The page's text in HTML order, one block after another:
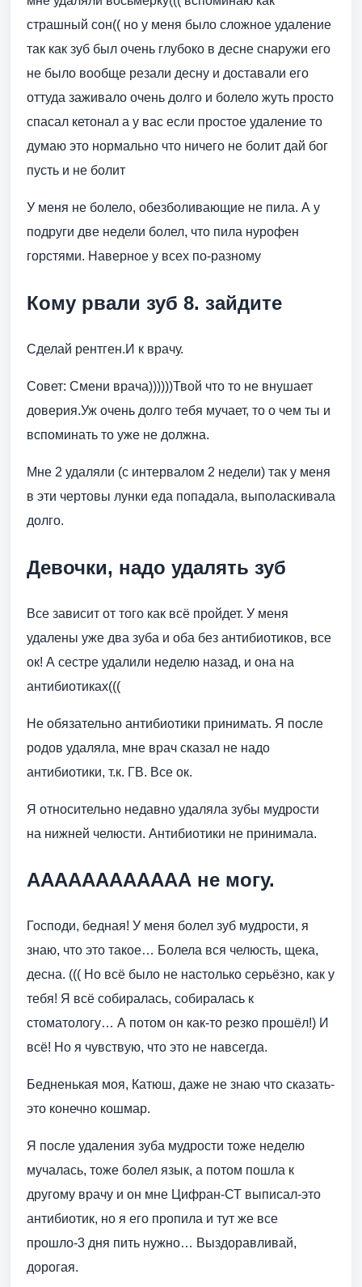
страшный сон(( но у меня было сложное удаление
так как зуб был очень глубоко в десне снаружи его
не было вообще резали десну и доставали его
оттуда заживало очень долго и болело жуть просто
спасал кетонал а у вас если простое удаление то
думаю это нормально что ничего не болит дай бог
пусть и не болит
У меня не болело, обезболивающие не пила. А у
подруги две недели болел, что пила нурофен
горстями. Наверное у всех по-разному
Кому рвали зуб 8. зайдите
Сделай рентген.И к врачу.
Совет: Смени врача))))))Твой что то не внушает
доверия.Уж очень долго тебя мучает, то о чем ты и
вспоминать то уже не должна.
Мне 2 удаляли (с интервалом 2 недели) так у меня
в эти чертовы лунки еда попадала, выполаскивала
долго.
Девочки, надо удалять зуб
Все зависит от того как всё пройдет. У меня
удалены уже два зуба и оба без антибиотиков, все
ок! А сестре удалили неделю назад, и она на
антибиотиках(((
Не обязательно антибиотики принимать. Я после
родов удаляла, мне врач сказал не надо
антибиотики, т.к. ГВ. Все ок.
Я относительно недавно удаляла зубы мудрости
на нижней челюсти. Антибиотики не принимала.
АААААААААААА не могу.
Господи, бедная! У меня болел зуб мудрости, я
знаю, что это такое… Болела вся челюсть, щека,
десна. ((( Но всё было не настолько серьёзно, как у
тебя! Я всё собиралась, собиралась к
стоматологу… А потом он как-то резко прошёл!) И
всё! Но я чувствую, что это не навсегда.
Бедненькая моя, Катюш, даже не знаю что сказать-
это конечно кошмар.
Я после удаления зуба мудрости тоже неделю
мучалась, тоже болел язык, а потом пошла к
другому врачу и он мне Цифран-СТ выписал-это
антибиотик, но я его пропила и тут же все
прошло-3 дня пить нужно… Выздоравливай,
дорогая.